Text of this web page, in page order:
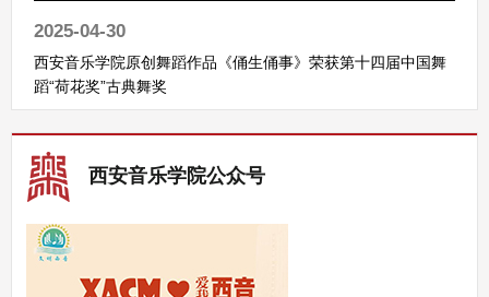
2025-04-30
西安音乐学院原创舞蹈作品《俑生俑事》荣获第十四届中国舞
蹈“荷花奖”古典舞奖
西安音乐学院公众号